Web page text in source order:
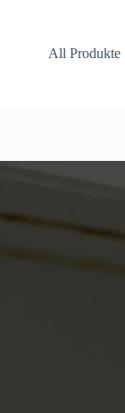
All Produkte